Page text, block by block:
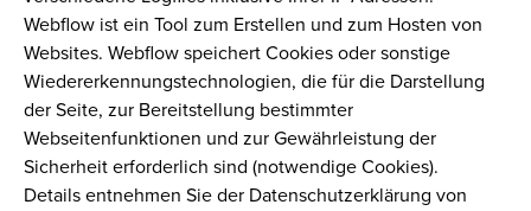
Webflow ist ein Tool zum Erstellen und zum Hosten von
Websites. Webflow speichert Cookies oder sonstige
Wiedererkennungstechnologien, die für die Darstellung
der Seite, zur Bereitstellung bestimmter
Webseitenfunktionen und zur Gewährleistung der
Sicherheit erforderlich sind (notwendige Cookies).
Details entnehmen Sie der Datenschutzerklärung von